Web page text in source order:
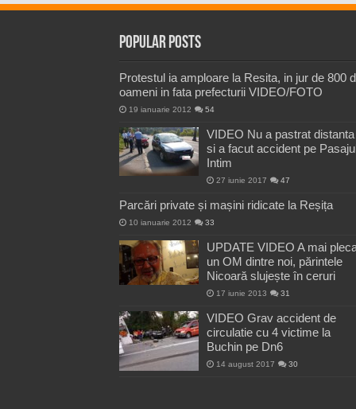
Popular Posts
Protestul ia amploare la Resita, in jur de 800
oameni in fata prefecturii VIDEO/FOTO
19 ianuarie 2012 54
VIDEO Nu a pastrat distanta
si a facut accident pe
Intim
27 iunie 2017 47
Parcări private și mașini ridicate la Reșița
10 ianuarie 2012 33
UPDATE VIDEO A mai
un OM dintre noi, părintele
Nicoară slujește în ceruri
17 iunie 2013 31
VIDEO Grav accident de
circulatie cu 4 victime la
Buchin pe Dn6
14 august 2017 30